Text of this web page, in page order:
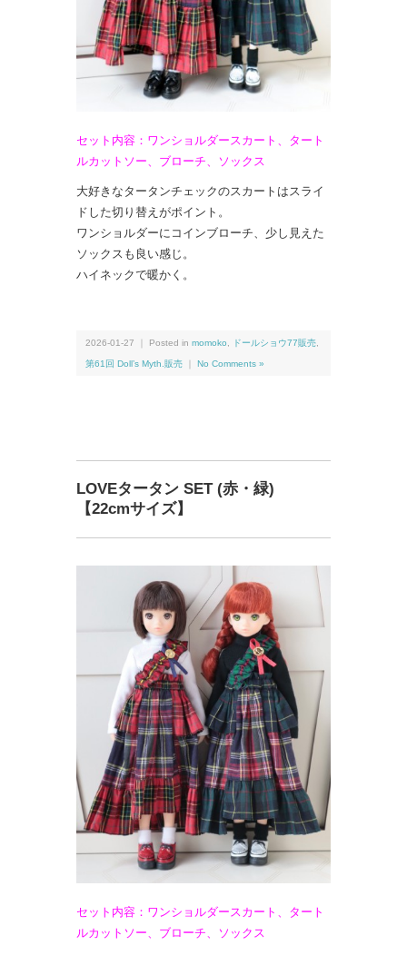
セット内容：ワンショルダースカート、タート
ルカットソー、ブローチ、ソックス
大好きなタータンチェックのスカートはスライ
ドした切り替えがポイント。
ワンショルダーにコインブローチ、少し見えた
ソックスも良い感じ。
ハイネックで暖かく。
2026-01-27 ｜ Posted in momoko ドールショウ77販売
第61回 Doll’s Myth.販売 No Comments »
LOVEタータン SET (赤・緑)
【22cmサイズ】
セット内容：ワンショルダースカート、タート
ルカットソー、ブローチ、ソックス